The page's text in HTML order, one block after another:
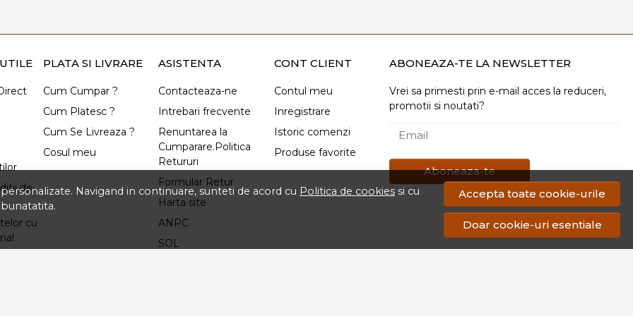
Navigand in continuare, sunteti de acord cu Politica de cookies si cu
Accepta toate cookie-urile
Doar cookie-uri esentiale
de
cu
PLATA SI LIVRARE
Cum Cumpar ?
Cum Platesc ?
Cum Se Livreaza ?
Cosul meu
ASISTENTA
Contacteaza-ne
Intrebari frecvente
Renuntarea la
Cumparare.Politica
Retururi
Formular Retur
Harta site
ANPC
SOL
CONT CLIENT
Contul meu
Inregistrare
Istoric comenzi
Produse favorite
ABONEAZA-TE LA NEWSLETTER
Vrei sa primesti prin e-mail acces la reduceri,
promotii si noutati?
Email
Aboneaza-te